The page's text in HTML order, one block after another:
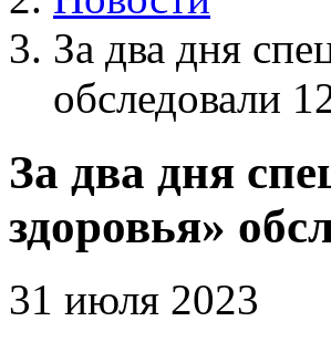
За два дня
обследовали
За два дня
здоровья»
31 июля 2023